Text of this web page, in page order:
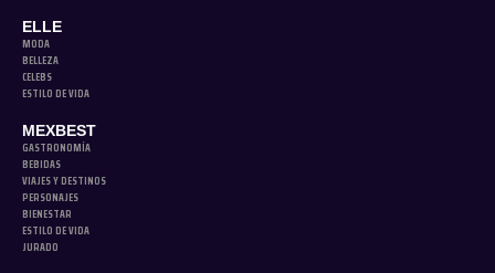
ELLE
MODA
BELLEZA
CELEBS
ESTILO DE VIDA
MEXBEST
GASTRONOMÍA
BEBIDAS
VIAJES Y DESTINOS
PERSONAJES
BIENESTAR
ESTILO DE VIDA
JURADO